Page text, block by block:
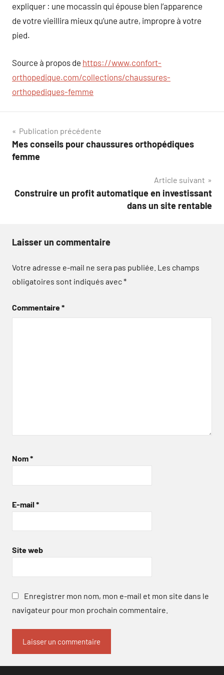
expliquer : une mocassin qui épouse bien l’apparence
de votre vieillira mieux qu’une autre, impropre à votre
pied.
Source à propos de https://www.confort-
orthopedique.com/collections/chaussures-
orthopediques-femme
Navigation
de
Publication précédente
Mes conseils pour chaussures orthopédiques
femme
Article suivant
Construire un profit automatique en investissant
dans un site rentable
Laisser un commentaire
Votre adresse e-mail ne sera pas publiée. Les champs
obligatoires sont indiqués avec*
Commentaire*
Nom*
E-mail *
Site web
Enregistrer mon nom, mon e-mail et mon site dans le
navigateur pour mon prochain commentaire.